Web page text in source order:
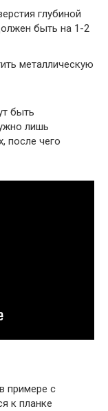
глубиной
быть на 1-2
металлическую
быть
лишь
после чего
примере с
к планке